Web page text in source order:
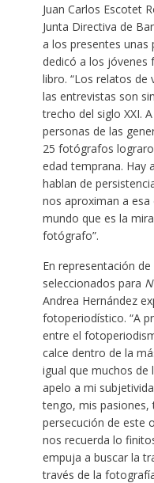
Juan Carlos Escotet
Junta Directiva de
a los presentes unas
dedicó a los
libro. “Los relatos de
las entrevistas son
trecho del siglo XXI.
personas de las
25 fotógrafos
edad temprana. Hay
hablan de
nos aproximan a
mundo que es la
fotógrafo”.
En representación
seleccionados para
Andrea Hernández
fotoperiodístico. “A
entre el
calce dentro de la
igual que muchos de
apelo a mi
tengo, mis pasiones,
persecución de este
nos recuerda lo
empuja a buscar la
través de la